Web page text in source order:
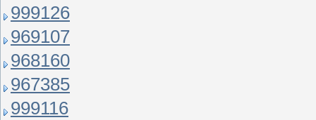
999126
969107
968160
967385
999116